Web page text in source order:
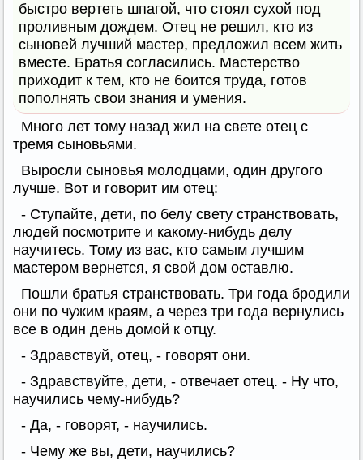
быстро вертеть шпагой, что стоял сухой под
проливным дождем. Отец не решил, кто из
сыновей лучший мастер, предложил всем жить
вместе. Братья согласились. Мастерство
приходит к тем, кто не боится труда, готов
пополнять свои знания и умения.
Много лет тому назад жил на свете отец с
тремя сыновьями.
Выросли сыновья молодцами, один другого
лучше. Вот и говорит им отец:
- Ступайте, дети, по белу свету странствовать,
людей посмотрите и какому-нибудь делу
научитесь. Тому из вас, кто самым лучшим
мастером вернется, я свой дом оставлю.
Пошли братья странствовать. Три года бродили
они по чужим краям, а через три года вернулись
все в один день домой к отцу.
- Здравствуй, отец, - говорят они.
- Здравствуйте, дети, - отвечает отец. - Ну что,
научились чему-нибудь?
- Да, - говорят, - научились.
- Чему же вы, дети, научились?